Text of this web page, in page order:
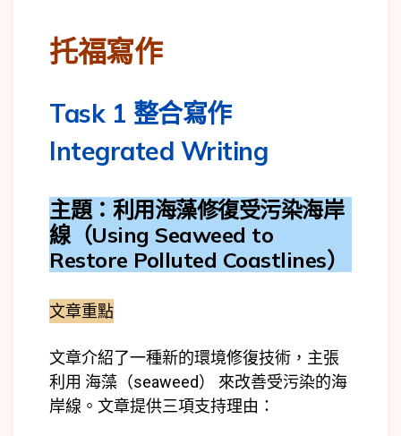
托福寫作
Task 1 整合寫作
Integrated Writing
主題：利用海藻修復受污染海岸
線（Using Seaweed to
Restore Polluted Coastlines）
文章重點
文章介紹了一種新的環境修復技術，主張
利用 海藻（seaweed） 來改善受污染的海
岸線。文章提供三項支持理由：